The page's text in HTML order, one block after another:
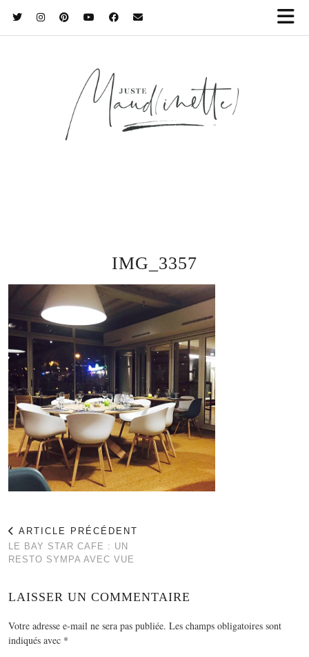
IMG_3357
ARTICLE PRÉCÉDENT
LE BAY STAR CAFE : UN
RESTO SYMPA AVEC VUE
LAISSER UN COMMENTAIRE
Votre adresse e-mail ne sera pas publiée. Les champs obligatoires sont
indiqués avec *